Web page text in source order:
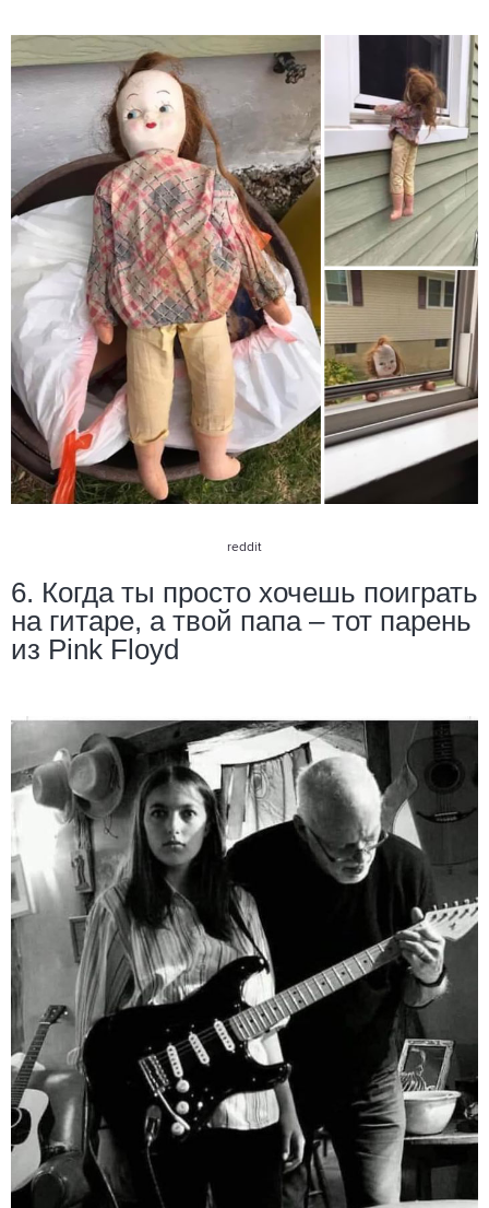
reddit
6. Когда ты просто хочешь поиграть
на гитаре, а твой папа – тот парень
из Pink Floyd